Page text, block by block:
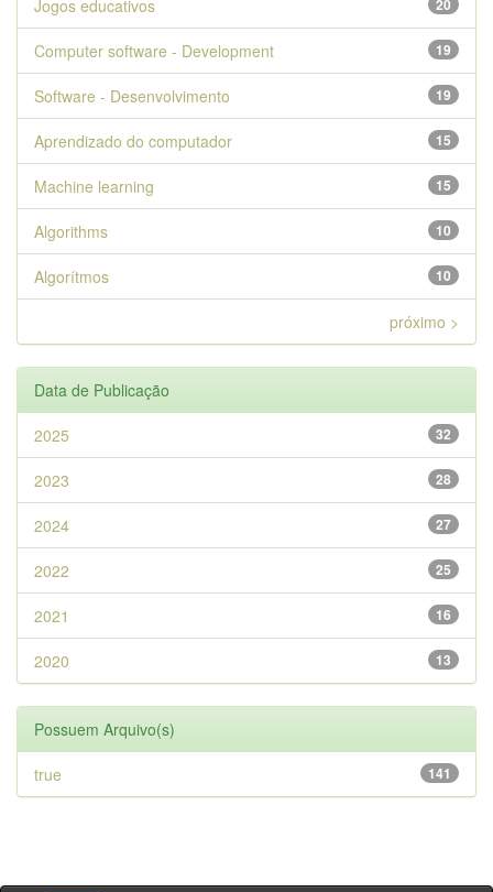
20
Jogos educativos
19
Computer software - Development
19
Software - Desenvolvimento
15
Aprendizado do computador
15
Machine learning
10
Algorithms
10
Algorítmos
próximo >
Data de Publicação
32
2025
28
2023
27
2024
25
2022
16
2021
13
2020
Possuem Arquivo(s)
141
true